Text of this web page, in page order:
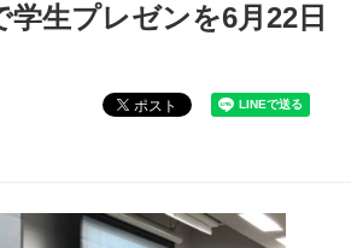
学生プレゼンを6月22日
ポスト